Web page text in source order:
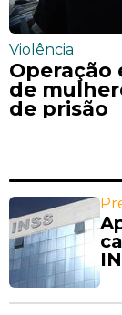
Violência
Operação
de
de prisão